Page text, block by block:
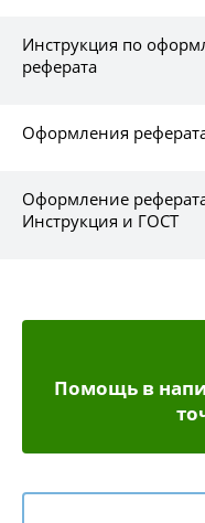
Инструкция по
реферата
Оформления
Оформление
Инструкция и ГОСТ
Помощь в